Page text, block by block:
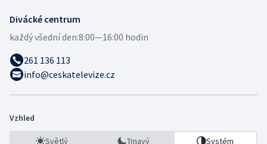
Divácké centrum
každý všední den:8:00—16:00 hodin
261 136 113
info@ceskatelevize.cz
Vzhled
Světlý Tmavý Systém